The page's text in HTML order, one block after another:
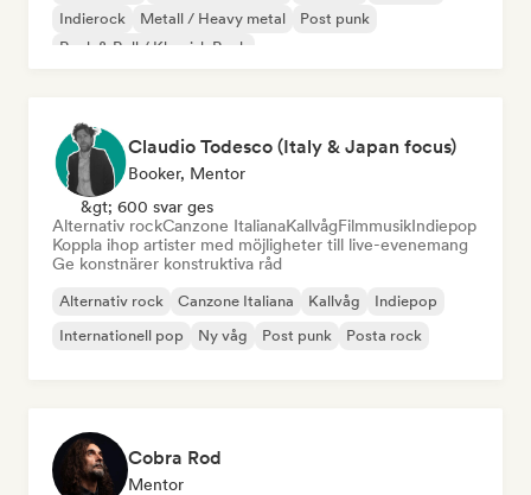
Indierock
Metall / Heavy metal
Post punk
Rock & Roll / Klassisk Rock
Claudio Todesco (Italy & Japan focus)
Booker, Mentor
&gt; 600 svar ges
Alternativ rockCanzone ItalianaKallvågFilmmusikIndiepop
Koppla ihop artister med möjligheter till live-evenemang
Ge konstnärer konstruktiva råd
Alternativ rock Canzone Italiana Kallvåg
Indiepop
Internationell pop
Ny våg Post punk Posta rock
Cobra Rod
Mentor